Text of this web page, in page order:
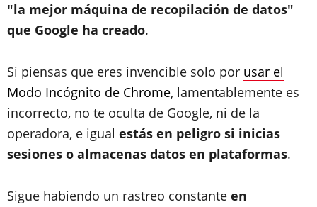
"la mejor máquina de recopilación de datos"
que Google ha creado.
Si piensas que eres invencible solo por usar el
Modo Incógnito de Chrome, lamentablemente es
incorrecto, no te oculta de Google, ni de la
operadora, e igual estás en peligro si inicias
sesiones o almacenas datos en plataformas.
Sigue habiendo un rastreo constante en